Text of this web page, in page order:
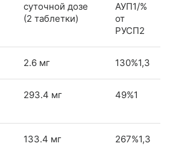
суточной дозе
(2 таблетки)
АУП1/%
от
РУСП2
2.6 мг 130%1,3
293.4 мг 49%1
133.4 мг 267%1,3